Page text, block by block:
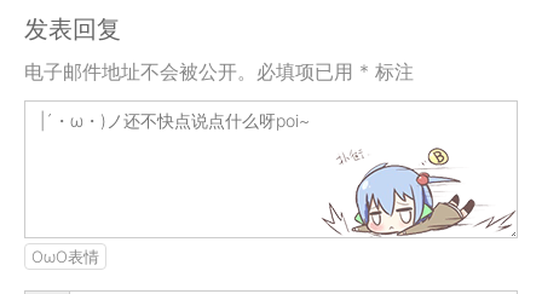
发表回复
电子邮件地址不会被公开。必填项已用 * 标注
OωO表情